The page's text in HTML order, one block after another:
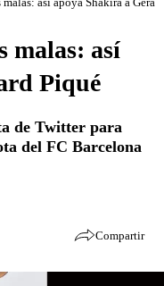
malas: así
Piqué
de Twitter para
del FC Barcelona
Compartir